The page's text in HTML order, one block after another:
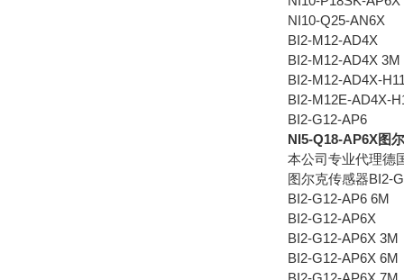
NI10-Q25-AN6X
BI2-M12-AD4X
BI2-M12-AD4X 3M
BI2-M12-AD4X-
BI2-M12E-AD4X-
BI2-G12-AP6
NI5-Q18-AP6X图
本公司专业代理德
图尔克传感器BI2-
BI2-G12-AP6 6M
BI2-G12-AP6X
BI2-G12-AP6X 3M
BI2-G12-AP6X 6M